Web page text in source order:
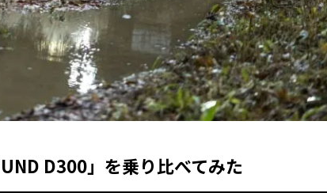
D300」を乗り比べてみた